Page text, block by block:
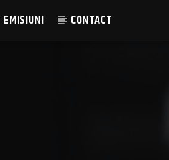
EMISIUNI CONTACT